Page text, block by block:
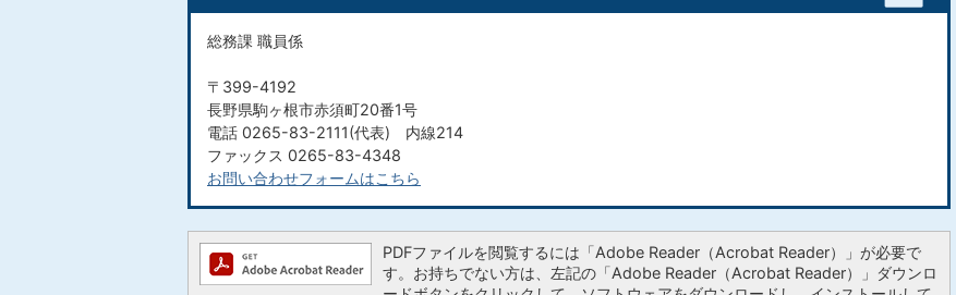
総務課 職員係
〒399-4192
長野県駒ヶ根市赤須町20番1号
電話 0265-83-2111(代表) 内線214
ファックス 0265-83-4348
お問い合わせフォームはこちら
PDFファイルを閲覧するには「Adobe Reader（Acrobat Reader）」が必要で
す。お持ちでない方は、左記の「Adobe Reader（Acrobat Reader）」ダウンロ